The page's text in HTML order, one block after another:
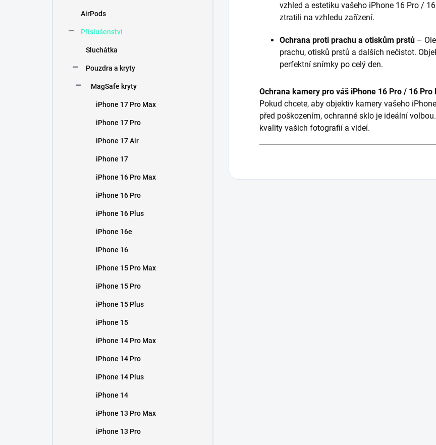
AirPods
Příslušenství
Sluchátka
Pouzdra a kryty
MagSafe kryty
iPhone 17 Pro Max
iPhone 17 Pro
iPhone 17 Air
iPhone 17
iPhone 16 Pro Max
iPhone 16 Pro
iPhone 16 Plus
iPhone 16e
iPhone 16
iPhone 15 Pro Max
iPhone 15 Pro
iPhone 15 Plus
iPhone 15
iPhone 14 Pro Max
iPhone 14 Pro
iPhone 14 Plus
iPhone 14
iPhone 13 Pro Max
iPhone 13 Pro
vzhled a estetiku vašeho iPhone 16 Pro /
ztratili na vzhledu zařízení.
Ochrana proti prachu a otiskům prstů –
prachu, otisků prstů a dalších nečistot.
perfektní snímky po celý den.
Ochrana kamery pro váš iPhone 16 Pro / 16 Pro
Pokud chcete, aby objektiv kamery vašeho
před poškozením, ochranné sklo je ideální
kvality vašich fotografií a videí.